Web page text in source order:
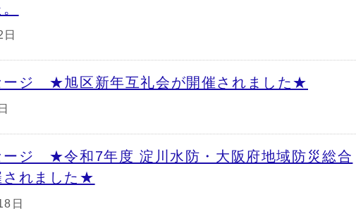
ージ ★旭区新年互礼会が開催されました★
ージ ★令和7年度 淀川水防・大阪府地域防災総合
されました★
日